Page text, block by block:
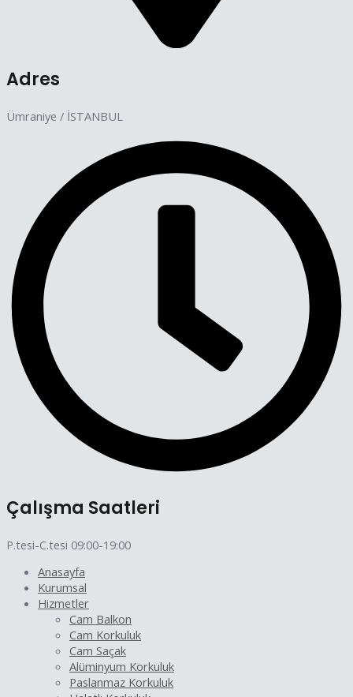
Adres
Ümraniye / İSTANBUL
Çalışma Saatleri
P.tesi-C.tesi 09:00-19:00
Anasayfa
Kurumsal
Hizmetler
Cam Balkon
Cam Korkuluk
Cam Saçak
Alüminyum Korkuluk
Paslanmaz Korkuluk